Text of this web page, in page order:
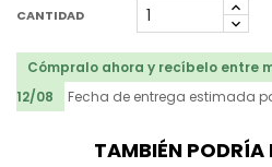
CANTIDAD
Cómpralo ahora y recíbelo entre
12/08
Fecha de entrega estimada
TAMBIÉN PODRÍA